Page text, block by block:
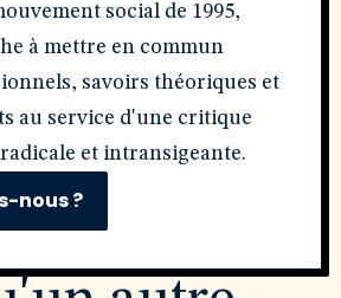
social de 1995,
à mettre en commun
savoirs théoriques et
au service d'une critique
et intransigeante.
nous ?